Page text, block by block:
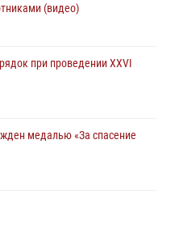
пресечены нарушения
(видео)
(видео)
при проведении XXVI
медалью «За спасение